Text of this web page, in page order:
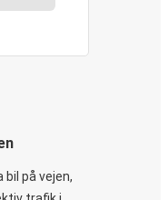
bil på vejen,